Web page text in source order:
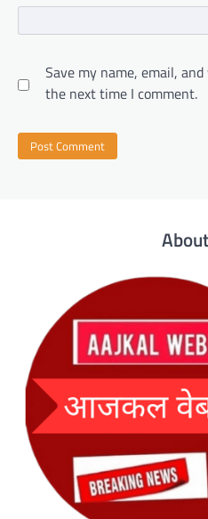
Save my name, email,
the next time I comment.